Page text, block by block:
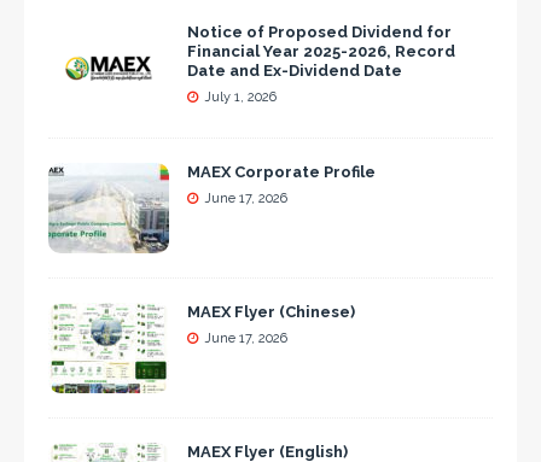
Notice of Proposed Dividend for
Financial Year 2025-2026, Record
Date and Ex-Dividend Date
July 1, 2026
MAEX Corporate Profile
June 17, 2026
MAEX Flyer (Chinese)
June 17, 2026
MAEX Flyer (English)